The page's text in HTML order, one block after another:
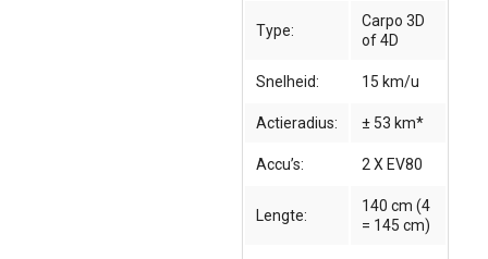
Type:
Carpo 3D
of 4D
Snelheid: 15 km/u
Actieradius: ± 53 km*
Accu’s: 2 X EV80
Lengte:
140 cm (4
= 145 cm)